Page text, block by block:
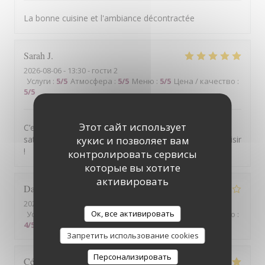
Этот сайт использует
кукис и позволяет вам
контролировать сервисы
которые вы хотите
активировать
Ок, все активировать
Запретить использование cookies
Персонализировать
La bonne cuisine et l'ambiance décontractée
Sarah J
2026-08-06- 13:30 - гости 2
Услуги : 5/5 Атмосфера : 5/5 Меню : 5/5 Цена / качество :
5/5
C’est ma troisième visite, et je suis toujours aussi
satisfaite des plats et du service. Je reviendrai avec plaisir
!
Daniel
2026-08-05
- 20:45 - гости 4
Услуги
Атмосфера: 4/5 Меню:4/5 Цена / качество :
4/5
Cécile